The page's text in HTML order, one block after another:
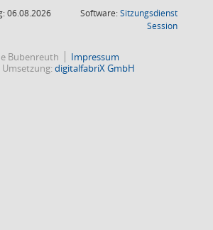
06.08.2026
Software:Sitzungsdienst
Session(Wird in
Bubenreuth
Impressum
Umsetzung:digitalfabriX GmbH